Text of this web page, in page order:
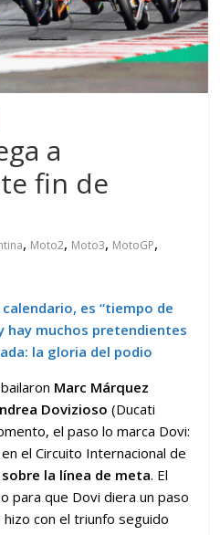
a
fin de
, Moto2, Moto3, MotoGP,
es “tiempo de
hay muchos pretendientes
la gloria del podio
Marc Márquez
Dovizioso (Ducati
el paso lo marca Dovi:
el Circuito Internacional de
sobre la línea de meta. El
para que Dovi diera un paso
con el triunfo seguido